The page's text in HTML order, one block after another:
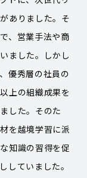
ありました。そ
、営業手法や商
ました。しかし
優秀層の社員の
上の組織成果を
した。そのた
を越境学習に派
知識の習得を促
していました。